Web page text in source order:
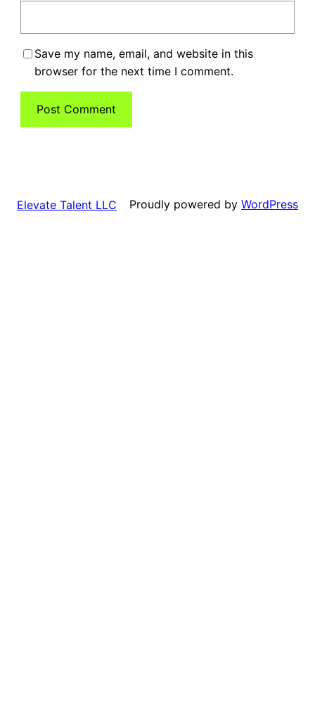
Save my name, email, and website in this
browser for the next time I comment.
Elevate Talent LLC Proudly powered by WordPress